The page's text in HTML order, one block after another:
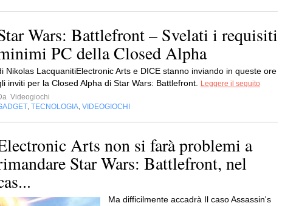
Wars: Battlefront – Svelati i requisiti
PC della Closed Alpha
Nikolas LacquanitiElectronic Arts e DICE stanno inviando in queste ore
inviti per la Closed Alpha di Star Wars: Battlefront.
Leggere il seguito
Videogiochi
TECNOLOGIA VIDEOGIOCHI
Arts non si farà problemi a
Star Wars: Battlefront, nel
Ma difficilmente accadrà Il caso Assassin's